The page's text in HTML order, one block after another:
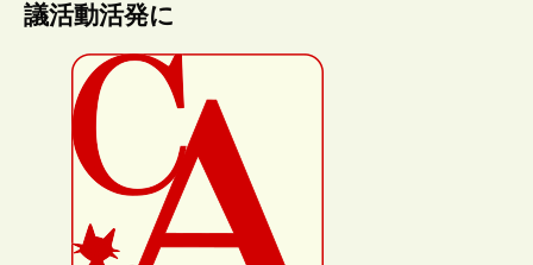
議活動活発に